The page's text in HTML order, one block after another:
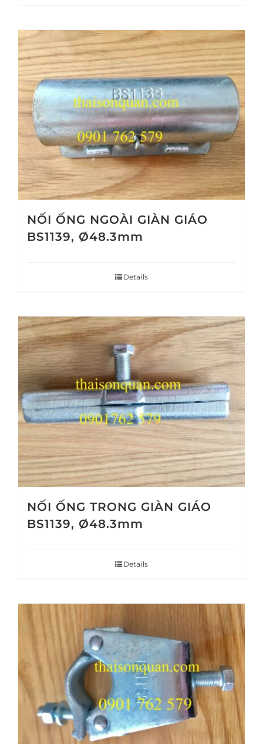
NỐI ỐNG NGOÀI GIÀN GIÁO
BS1139, Ø48.3mm
Details
NỐI ỐNG TRONG GIÀN GIÁO
BS1139, Ø48.3mm
Details